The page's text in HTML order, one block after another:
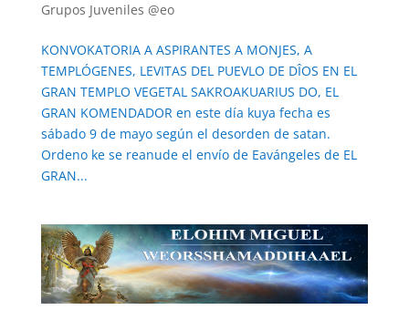
Grupos Juveniles @eo
KONVOKATORIA A ASPIRANTES A MONJES, A
TEMPLÓGENES, LEVITAS DEL PUEVLO DE DÎOS EN EL
GRAN TEMPLO VEGETAL SAKROAKUARIUS DO, EL
GRAN KOMENDADOR en este día kuya fecha es
sábado 9 de mayo según el desorden de satan.
Ordeno ke se reanude el envío de Eavángeles de EL
GRAN...